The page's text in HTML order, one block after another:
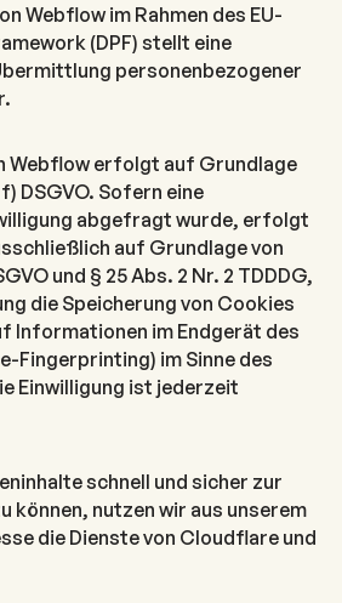
Webflow im Rahmen des EU-
(DPF) stellt eine
personenbezogener
Webflow erfolgt auf Grundlage
DSGVO. Sofern eine
abgefragt wurde, erfolgt
auf Grundlage von
und § 25 Abs. 2 Nr. 2 TDDDG,
die Speicherung von Cookies
Informationen im Endgerät des
Fingerprinting) im Sinne des
Einwilligung ist jederzeit
schnell und sicher zur
können, nutzen wir aus unserem
die Dienste von Cloudflare und